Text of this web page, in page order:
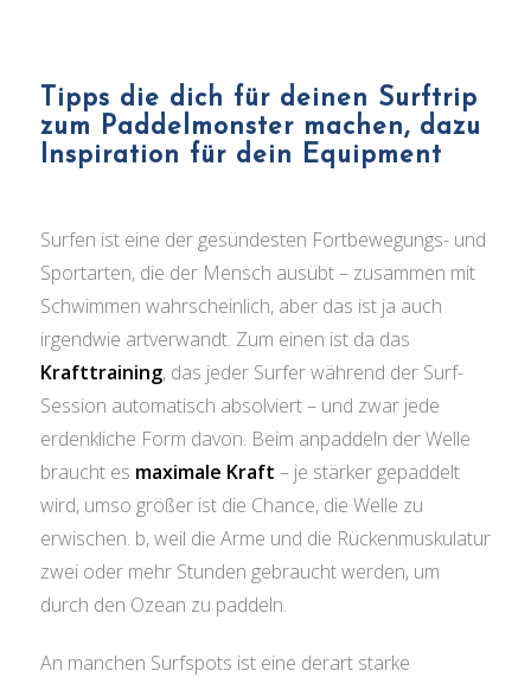
Tipps die dich für deinen Surftrip
zum Paddelmonster machen, dazu
Inspiration für dein Equipment
Surfen ist eine der gesündesten Fortbewegungs- und
Sportarten, die der Mensch ausübt – zusammen mit
Schwimmen wahrscheinlich, aber das ist ja auch
irgendwie artverwandt. Zum einen ist da das
Krafttraining, das jeder Surfer während der Surf-
Session automatisch absolviert – und zwar jede
erdenkliche Form davon. Beim anpaddeln der Welle
braucht es maximale Kraft – je stärker gepaddelt
wird, umso größer ist die Chance, die Welle zu
erwischen. b, weil die Arme und die Rückenmuskulatur
zwei oder mehr Stunden gebraucht werden, um
durch den Ozean zu paddeln.
An manchen Surfspots ist eine derart starke